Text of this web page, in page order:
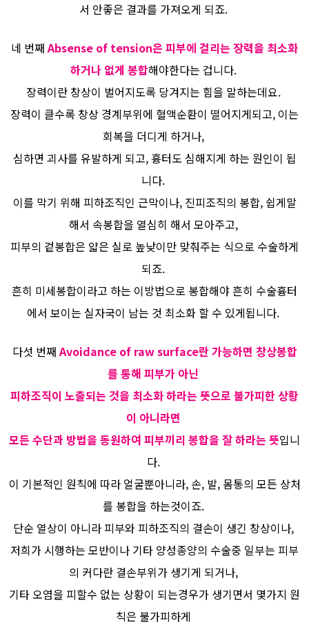
서 안좋은 결과를 가져오게 되죠.
네 번째Absense of tension은 피부에 걸리는 장력을 최소화
하거나 없게 봉합해야한다는 겁니다.
장력이란 창상이 벌어지도록 당겨지는 힘을 말하는데요.
장력이 클수록 창상 경계부위에 혈액순환이 떨어지게되고, 이는
회복을 더디게 하거나,
심하면 괴사를 유발하게 되고, 흉터도 심해지게 하는 원인이 됩
니다.
이를 막기 위해 피하조직인 근막이나, 진피조직의 봉합, 쉽게말
해서 속봉합을 열심히 해서 모아주고,
피부의 겉봉합은 얇은 실로 높낮이만 맞춰주는 식으로 수술하게
되죠.
흔히 미세봉합이라고 하는 이방법으로 봉합해야 흔히 수술흉터
에서 보이는 실자국이 남는 것 최소화 할 수 있게됩니다.
다섯 번째Avoidance of raw surface란 가능하면 창상봉합
를 통해 피부가 아닌
피하조직이 노출되는 것을 최소화 하라는 뜻으로 불가피한 상황
이 아니라면
모든 수단과 방법을 동원하여 피부끼리 봉합을 잘 하라는 뜻입니
다.
이 기본적인 원칙에 따라 얼굴뿐아니라, 손, 발, 몸통의 모든 상처
를 봉합을 하는것이죠.
단순 열상이 아니라 피부와 피하조직의 결손이 생긴 창상이나,
저희가 시행하는 모반이나 기타 양성종양의 수술중 일부는 피부
의 커다란 결손부위가 생기게 되거나,
기타 오염을 피할수 없는 상황이 되는경우가 생기면서 몇가지 원
칙은 불가피하게